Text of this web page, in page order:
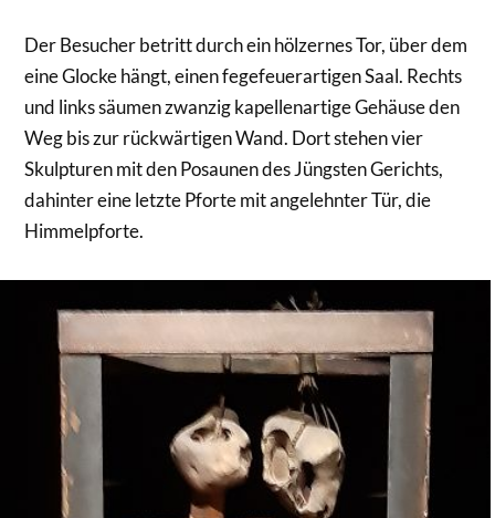
Der Besucher betritt durch ein hölzernes Tor, über dem
eine Glocke hängt, einen fegefeuerartigen Saal. Rechts
und links säumen zwanzig kapellenartige Gehäuse den
Weg bis zur rückwärtigen Wand. Dort stehen vier
Skulpturen mit den Posaunen des Jüngsten Gerichts,
dahinter eine letzte Pforte mit angelehnter Tür, die
Himmelpforte.